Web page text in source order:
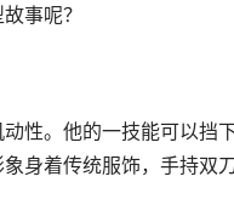
事呢？
性。他的一技能可以挡
身着传统服饰，手持双